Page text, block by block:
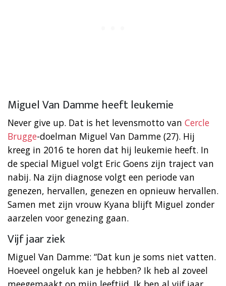
Miguel Van Damme heeft leukemie
Never give up. Dat is het levensmotto van Cercle
Brugge-doelman Miguel Van Damme (27). Hij
kreeg in 2016 te horen dat hij leukemie heeft. In
de special Miguel volgt Eric Goens zijn traject van
nabij. Na zijn diagnose volgt een periode van
genezen, hervallen, genezen en opnieuw hervallen.
Samen met zijn vrouw Kyana blijft Miguel zonder
aarzelen voor genezing gaan.
Vijf jaar ziek
Miguel Van Damme: “Dat kun je soms niet vatten.
Hoeveel ongeluk kan je hebben? Ik heb al zoveel